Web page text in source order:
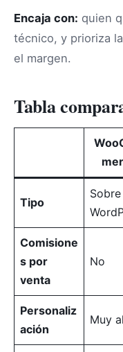
Encaja con: quien
técnico, y prioriza
el margen.
Tabla
Tipo
Sobre
Comisione
s por
venta
No
Personaliz
ación
Muy